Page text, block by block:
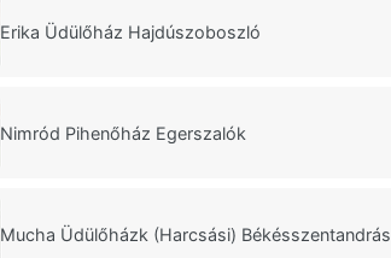
Erika Üdülőház Hajdúszoboszló
Nimród Pihenőház Egerszalók
Mucha Üdülőházk (Harcsási) Békésszentandrás